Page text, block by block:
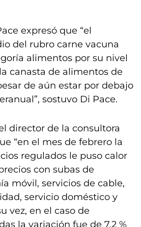
expresó que “el
del rubro carne vacuna
alimentos por su nivel
canasta de alimentos de
de aún estar por debajo
sostuvo Di Pace.
director de la consultora
“en el mes de febrero la
regulados le puso calor
con subas de
móvil, servicios de cable,
servicio doméstico y
vez, en el caso de
la variación fue de 7,2 %